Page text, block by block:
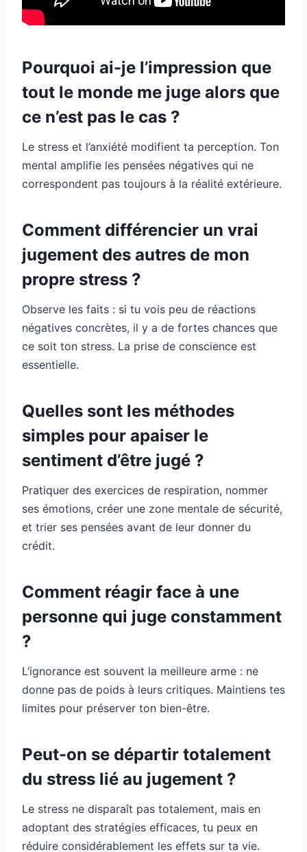
Pourquoi ai-je l’impression que
tout le monde me juge alors que
ce n’est pas le cas ?
Le stress et l’anxiété modifient ta perception. Ton
mental amplifie les pensées négatives qui ne
correspondent pas toujours à la réalité extérieure.
Comment différencier un vrai
jugement des autres de mon
propre stress ?
Observe les faits : si tu vois peu de réactions
négatives concrètes, il y a de fortes chances que
ce soit ton stress. La prise de conscience est
essentielle.
Quelles sont les méthodes
simples pour apaiser le
sentiment d’être jugé ?
Pratiquer des exercices de respiration, nommer
ses émotions, créer une zone mentale de sécurité,
et trier ses pensées avant de leur donner du
crédit.
Comment réagir face à une
personne qui juge constamment
?
L’ignorance est souvent la meilleure arme : ne
donne pas de poids à leurs critiques. Maintiens tes
limites pour préserver ton bien-être.
Peut-on se départir totalement
du stress lié au jugement ?
Le stress ne disparaît pas totalement, mais en
adoptant des stratégies efficaces, tu peux en
réduire considérablement les effets sur ta vie.